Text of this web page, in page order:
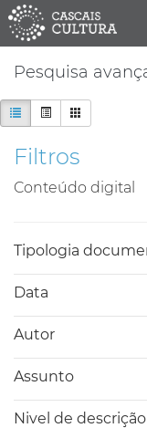
Pesquisa
Filtros
Conteúdo digital
Tipologia
Data
Autor
Assunto
Nivel de descrição